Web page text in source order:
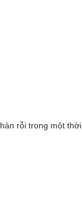
rỗi trong một thời